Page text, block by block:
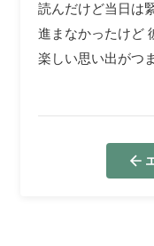
読んだけど当日は
進まなかったけど
楽しい思い出がつ